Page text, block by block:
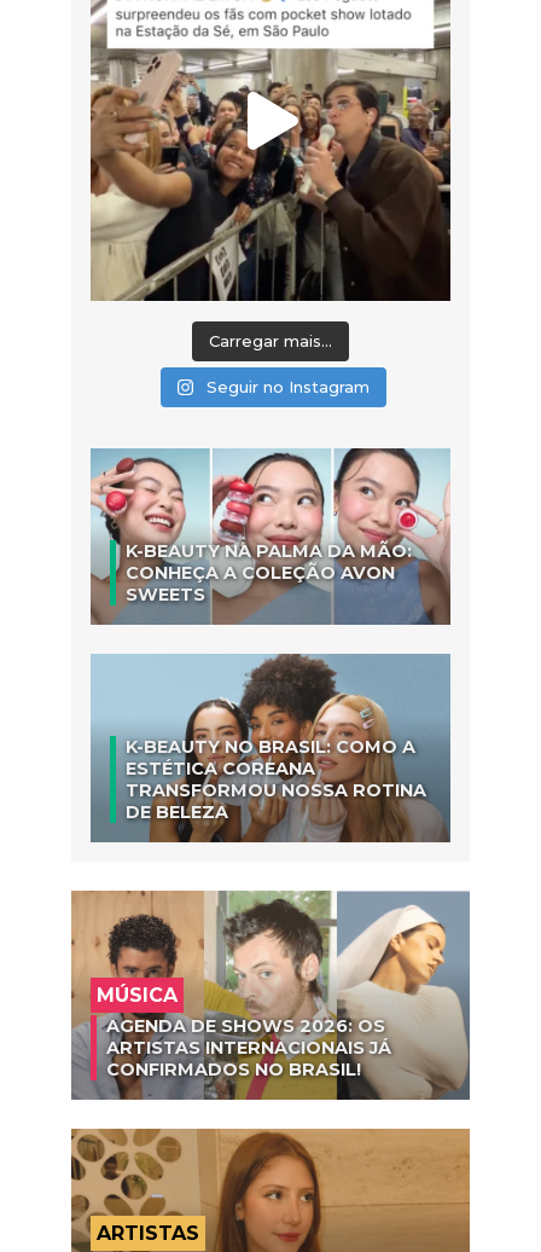
Carregar mais...
Seguir no Instagram
K-BEAUTY NA PALMA DA MÃO:
CONHEÇA A COLEÇÃO AVON
SWEETS
K-BEAUTY NO BRASIL: COMO A
ESTÉTICA COREANA
TRANSFORMOU NOSSA ROTINA
DE BELEZA
MÚSICA
AGENDA DE SHOWS 2026: OS
ARTISTAS INTERNACIONAIS JÁ
CONFIRMADOS NO BRASIL!
ARTISTAS